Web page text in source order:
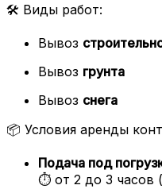
🛠 Виды работ:
Вывоз
Вывоз грунта
Вывоз снега
📦 Условия аренды
Подача под
⏱️ от 2 до 3 часов